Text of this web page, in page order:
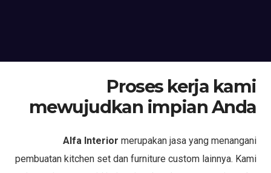
Proses kerja kami
mewujudkan impian Anda
Alfa Interior merupakan jasa yang menangani
pembuatan kitchen set dan furniture custom lainnya. Kami